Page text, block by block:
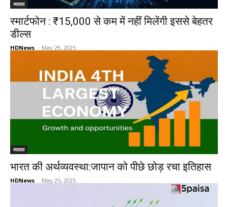
व्यापार
स्मार्टफोन : ₹15,000 से कम में नहीं मिलेंगी इससे बेहतर
डील्स
HDNews - May 29, 2025
व्यापार
भारत की अर्थव्यवस्था:जापान को पीछे छोड़ रचा इतिहास
HDNews - May 25, 2025